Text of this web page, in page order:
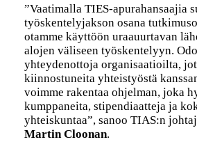
”Vaatimalla TIES-apurahansaajia
työskentelyjakson osana
otamme käyttöön uraauurtavan
alojen väliseen työskentelyyn.
yhteydenottoja organisaatioilta,
kiinnostuneita yhteistyöstä
voimme rakentaa ohjelman, joka
kumppaneita, stipendiaatteja ja
yhteiskuntaa”, sanoo TIAS:n
Martin Cloonan.